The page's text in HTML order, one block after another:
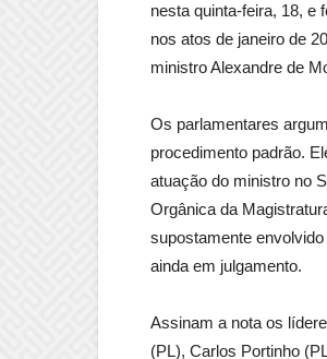
nesta quinta-feira, 18, e
nos atos de janeiro de
ministro Alexandre de
Os parlamentares
procedimento padrão.
atuação do ministro no
Orgânica da
supostamente
ainda em julgamento.
Assinam a nota os
(PL), Carlos Portinho